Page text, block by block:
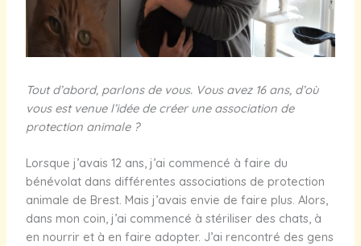
Tout d’abord, parlons de vous. Vous avez 16 ans, d’où
vous est venue l’idée de créer une association de
protection animale ?
Lorsque j’avais 12 ans, j’ai commencé à faire du
bénévolat dans différentes associations de protection
animale de Brest. Mais j’avais envie de faire plus. Alors,
dans mon coin, j’ai commencé à stériliser des chats, à
en nourrir et à en faire adopter. J’ai rencontré des gens